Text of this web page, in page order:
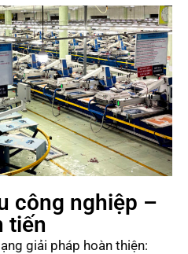
công nghiệp –
tiến
giải pháp hoàn thiện: